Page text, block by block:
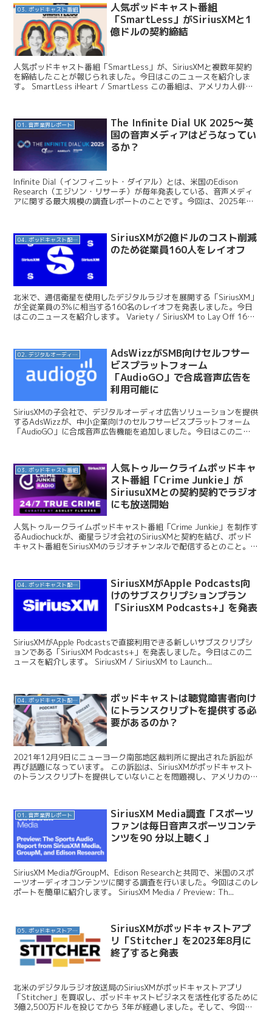
03. ポッドキャスト番組
人気ポッドキャスト番組
「SmartLess」がSiriusXMと1
億ドルの契約締結
人気ポッドキャスト番組「SmartLess」が、SiriusXMと複数年契約
を締結したことが報じられました。今日はこのニュースを紹介しま
す。 SmartLess iHeart / SmartLess この番組は、アメリカ人俳優
01. 音声業界レポート
The Infinite Dial UK 2025〜英
国の音声メディアはどうなってい
るか？
Infinite Dial（インフィニット・ダイアル）とは、米国のEdison
Research（エジソン・リサーチ）が毎年発表している、音声メディ
アに関する最大規模の調査レポートのことです。今回は、2025年の
04. ポッドキャスト配信・制作等
SiriusXMが2億ドルのコスト削減
のため従業員160人をレイオフ
北米で、通信衛星を使用したデジタルラジオを展開する「SiriusXM」
が全従業員の3%に相当する160名のレイオフを発表しました。今日
はこのニュースを紹介します。 Variety / SiriusXM to Lay Off 160
02. デジタルオーディオ広告（音声広告）
AdsWizzがSMB向けセルフサー
ビスプラットフォーム
「AudioGO」で合成音声広告を
利用可能に
SiriusXMの子会社で、デジタルオーディオ広告ソリューションを提供
するAdsWizzが、中小企業向けのセルフサービスプラットフォーム
「AudioGO」に合成音声広告機能を追加しました。今日はこのニュ
03. ポッドキャスト番組
人気トゥルークライムポッドキャ
スト番組「Crime Junkie」が
SiriusuXMとの契約契約でラジオ
にも放送開始
人気トゥルークライムポッドキャスト番組「Crime Junkie」を制作す
るAudiochuckが、衛星ラジオ会社のSiriusXMと契約を結び、ポッド
キャスト番組をSiriusXMのラジオチャンネルで配信するとのこと。今
04. ポッドキャスト配信・制作等
SiriusXMがApple Podcasts向
けのサブスクリプションプラン
「SiriusXM Podcasts+」を発表
SiriusXMがApple Podcastsで直接利用できる新しいサブスクリプシ
ョンである「SiriusXM Podcasts+」を発表しました。今日はこのニ
ュースを紹介します。 SiriusXM / SiriusXM to Launch...
04. ポッドキャスト配信・制作等
ポッドキャストは聴覚障害者向け
にトランスクリプトを提供する必
要があるのか？
2021年12月9日にニューヨーク南部地区裁判所に提出された訴訟が
再び話題になっています。 この訴訟は、SiriusXMがポッドキャスト
のトランスクリプトを提供していないことを問題視し、アメリカの聴
01. 音声業界レポート
SiriusXM Media調査「スポーツ
ファンは毎日音声スポーツコンテ
ンツを90 分以上聴く」
SiriusXM MediaがGroupM、Edison Researchと共同で、米国のスポ
ーツオーディオコンテンツに関する調査を行いました。今回はこのレ
ポートを簡単に紹介します。 SiriusXM Media / Preview: Th...
05. ポッドキャストアプリ
SiriusXMがポッドキャストアプ
リ「Stitcher」を2023年8月に
終了すると発表
北米のデジタルラジオ放送局のSiriusXMがポッドキャストアプリ
「Stitcher」を買収し、ポッドキャストビジネスを活性化するために
3億2,500万ドルを投じてから 3年が経過しました。そして、今回、